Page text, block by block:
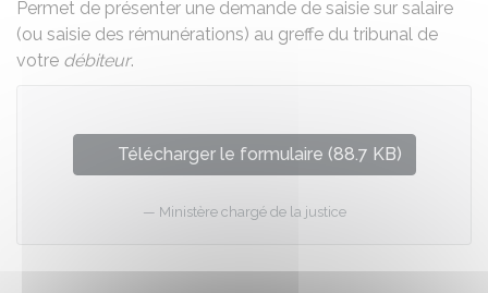
Permet de présenter une demande de saisie sur salaire
(ou saisie des rémunérations) au greffe du tribunal de
votre débiteur.
Télécharger le formulaire (88.7 KB)
Ministère chargé de la justice